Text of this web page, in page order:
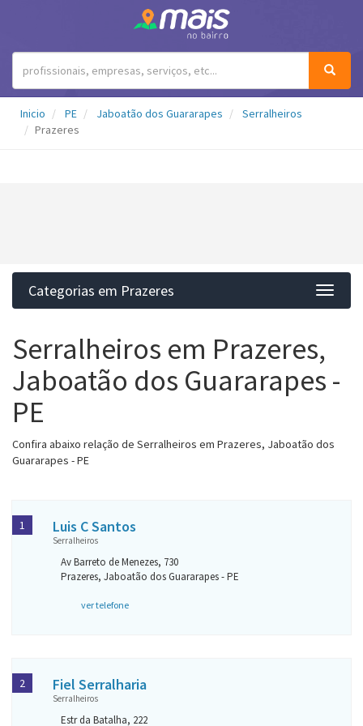
Inicio PE Jaboatão dos Guararapes
Serralheiros
Prazeres
Categorias em Prazeres
Serralheiros em Prazeres,
Jaboatão dos Guararapes -
PE
Confira abaixo relação de Serralheiros em Prazeres, Jaboatão dos
Guararapes - PE
Luis C Santos
Serralheiros
Av Barreto de Menezes, 730
Prazeres, Jaboatão dos Guararapes - PE
ver telefone
1
Fiel Serralharia
Serralheiros
Estr da Batalha, 222
2